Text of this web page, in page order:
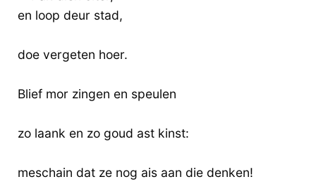
en loop deur stad,
doe vergeten hoer.
Blief mor zingen en speulen
zo laank en zo goud ast kinst:
meschain dat ze nog ais aan die denken!